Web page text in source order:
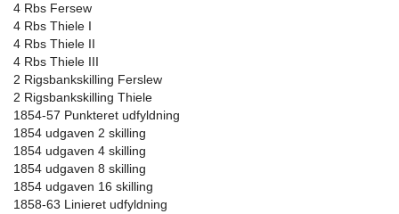
4 Rbs Fersew
4 Rbs Thiele I
4 Rbs Thiele II
4 Rbs Thiele III
2 Rigsbankskilling Ferslew
2 Rigsbankskilling Thiele
1854-57 Punkteret udfyldning
1854 udgaven 2 skilling
1854 udgaven 4 skilling
1854 udgaven 8 skilling
1854 udgaven 16 skilling
1858-63 Linieret udfyldning